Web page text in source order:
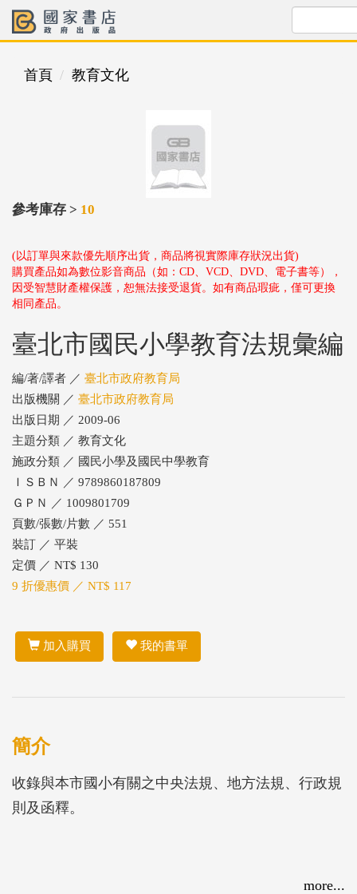
首頁 教育文化
參考庫存 > 10
(以訂單與來款優先順序出貨，商品將視實際庫存狀況出貨)
購買產品如為數位影音商品（如：CD、VCD、DVD、電子書等），
因受智慧財產權保護，恕無法接受退貨。如有商品瑕疵，僅可更換
相同產品。
臺北市國民小學教育法規彙編
編/著/譯者 ／ 臺北市政府教育局
出版機關 ／ 臺北市政府教育局
出版日期 ／ 2009-06
主題分類 ／ 教育文化
施政分類 ／ 國民小學及國民中學教育
ＩＳＢＮ ／ 9789860187809
ＧＰＮ ／ 1009801709
頁數/張數/片數 ／ 551
裝訂 ／ 平裝
定價 ／ NT$ 130
9 折優惠價 ／ NT$ 117
加入購買 我的書單
簡介
收錄與本市國小有關之中央法規、地方法規、行政規
則及函釋。
more...